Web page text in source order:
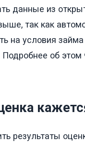
данные из
так как
на условия
об этом
результаты